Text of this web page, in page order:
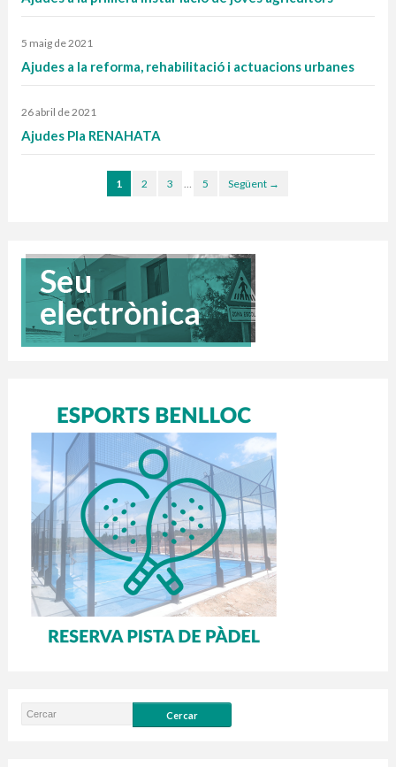
5 maig de 2021
Ajudes a la reforma, rehabilitació i actuacions urbanes
26 abril de 2021
Ajudes Pla RENAHATA
1 2 3 … 5 Següent →